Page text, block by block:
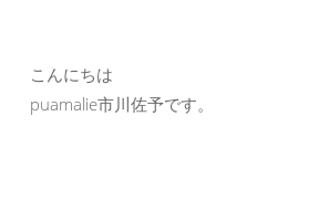
こんにちは
puamalie市川佐予です。